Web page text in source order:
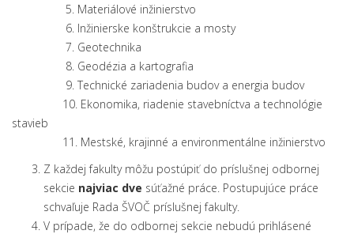
5. Materiálové inžinierstvo
6. Inžinierske konštrukcie a mosty
7. Geotechnika
8. Geodézia a kartografia
9. Technické zariadenia budov a energia budov
10. Ekonomika, riadenie stavebníctva a technológie
stavieb
11. Mestské, krajinné a environmentálne inžinierstvo
Z každej fakulty môžu postúpiť do príslušnej odbornej
sekcie najviac dve súťažné práce. Postupujúce práce
schvaľuje Rada ŠVOČ príslušnej fakulty.
V prípade, že do odbornej sekcie nebudú prihlásené